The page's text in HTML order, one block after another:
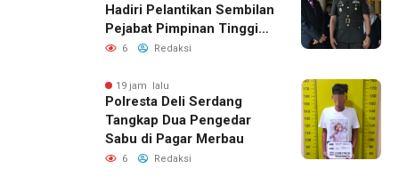
Hadiri Pelantikan Sembilan
Pejabat Pimpinan Tinggi
Pratama Pemda DIY
6 Redaksi
19 jam lalu
Polresta Deli Serdang
Tangkap Dua Pengedar
Sabu di Pagar Merbau
6 Redaksi